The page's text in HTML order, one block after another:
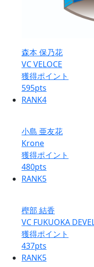
森本 保乃花
VC VELOCE
獲得ポイント
595pts
RANK4
小島 亜友花
Krone
獲得ポイント
480pts
RANK5
樫部 結香
VC FUKUOKA
獲得ポイント
437pts
RANK5